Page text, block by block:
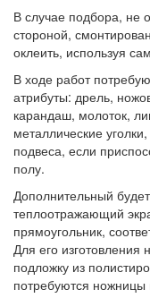
В случае подбора, не
стороной,
оклеить, используя
В ходе работ
атрибуты: дрель,
карандаш, молоток,
металлические
подвеса, если
полу.
Дополнительный
теплоотражающий
прямоугольник,
Для его
подложку из
потребуются ножницы